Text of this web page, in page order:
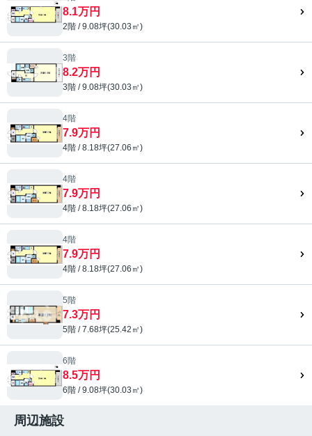
8.1万円
2階 / 9.08坪(30.03㎡)
3階
8.2万円
3階 / 9.08坪(30.03㎡)
4階
7.9万円
4階 / 8.18坪(27.06㎡)
4階
7.9万円
4階 / 8.18坪(27.06㎡)
4階
7.9万円
4階 / 8.18坪(27.06㎡)
5階
7.3万円
5階 / 7.68坪(25.42㎡)
6階
8.5万円
6階 / 9.08坪(30.03㎡)
周辺施設